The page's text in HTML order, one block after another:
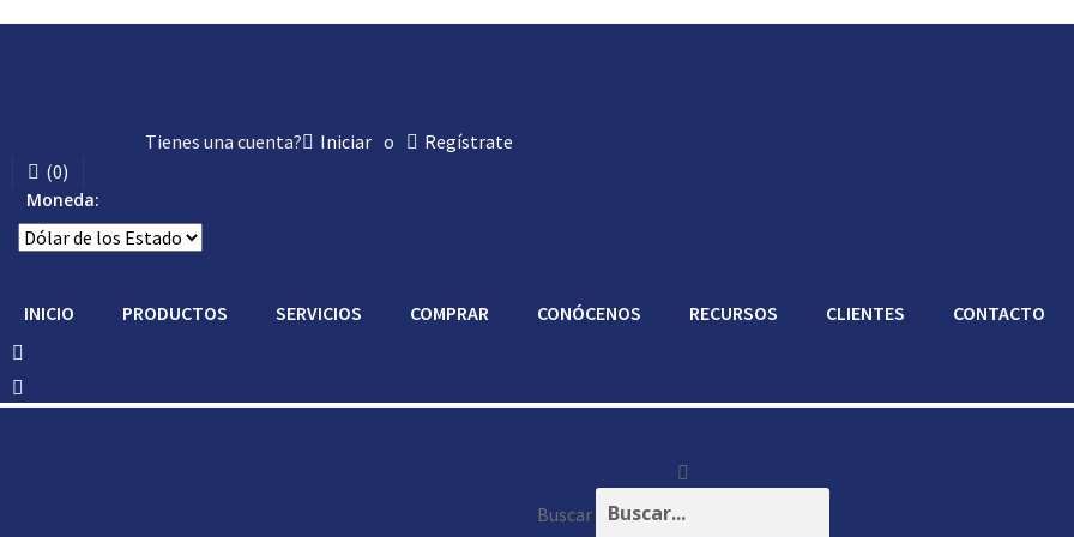
Tienes una cuenta? Iniciar o
Regístrate
(0)
Moneda:
INICIO PRODUCTOS SERVICIOS COMPRAR CONÓCENOS RECURSOS CLIENTES CONTACTO
Buscar